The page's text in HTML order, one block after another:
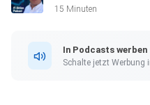
15 Minuten
In Podcasts werben
Schalte jetzt Werbung